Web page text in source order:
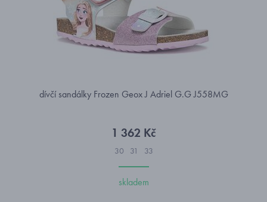
dívčí sandálky Frozen Geox J Adriel G.G J558MG
1 362 Kč
30 31 33
skladem